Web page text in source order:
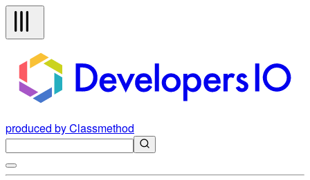
produced by Classmethod